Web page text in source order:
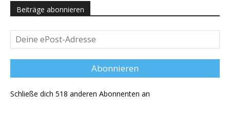
Beiträge abonnieren
Deine
ePost-
Adresse
Abonnieren
Schließe dich 518 anderen Abonnenten an